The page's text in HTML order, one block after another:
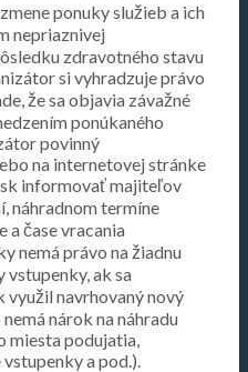
ponuky služieb a ich
nepriaznivej
zdravotného stavu
si vyhradzuje právo
že sa objavia závažné
ponúkaného
povinný
na internetovej stránke
informovať majiteľov
náhradnom termíne
a čase vracania
nemá právo na žiadnu
vstupenky, ak sa
využil navrhovaný nový
nárok na náhradu
miesta podujatia,
a pod.).